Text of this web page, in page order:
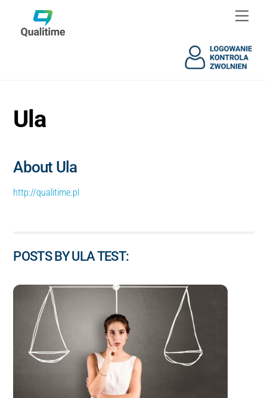
content
content
Ula
About Ula
http://qualitime.pl
POSTS BY ULA TEST: